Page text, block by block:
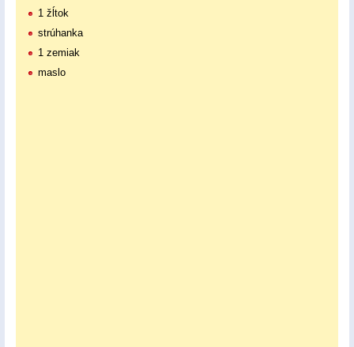
1 žĺtok
strúhanka
1 zemiak
maslo